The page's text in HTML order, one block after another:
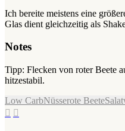
Ich bereite meistens eine
Glas dient gleichzeitig als
Notes
Tipp: Flecken von roter Beete
hitzestabil.
Low CarbNüsserote BeeteSalat